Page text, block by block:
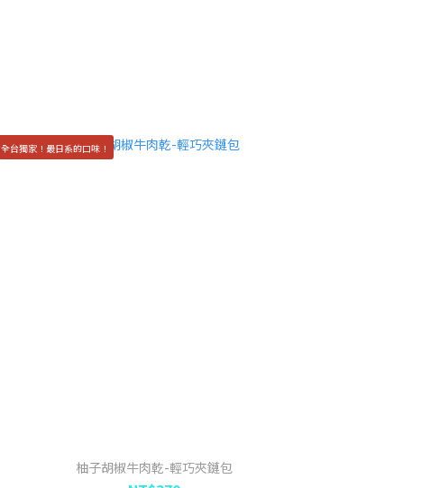
全台獨家！最日系的口味！
柚子胡椒牛肉乾-輕巧夾鏈包